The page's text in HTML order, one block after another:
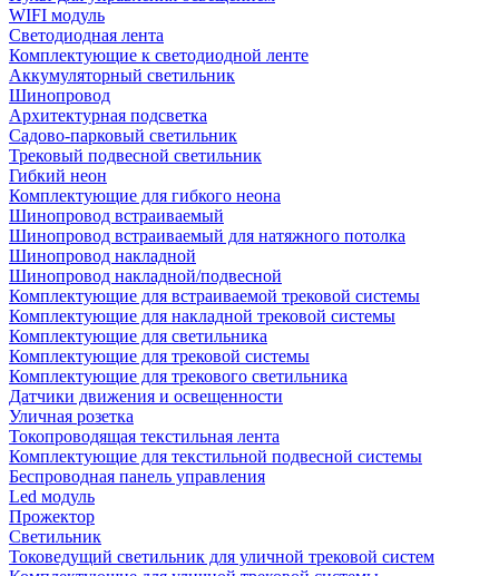
WIFI модуль
Светодиодная лента
Комплектующие к светодиодной ленте
Аккумуляторный светильник
Шинопровод
Архитектурная подсветка
Садово-парковый светильник
Трековый подвесной светильник
Гибкий неон
Комплектующие для гибкого неона
Шинопровод встраиваемый
Шинопровод встраиваемый для натяжного потолка
Шинопровод накладной
Шинопровод накладной/подвесной
Комплектующие для встраиваемой трековой системы
Комплектующие для накладной трековой системы
Комплектующие для светильника
Комплектующие для трековой системы
Комплектующие для трекового светильника
Датчики движения и освещенности
Уличная розетка
Токопроводящая текстильная лента
Комплектующие для текстильной подвесной системы
Беспроводная панель управления
Led модуль
Прожектор
Светильник
Токоведущий светильник для уличной трековой систем